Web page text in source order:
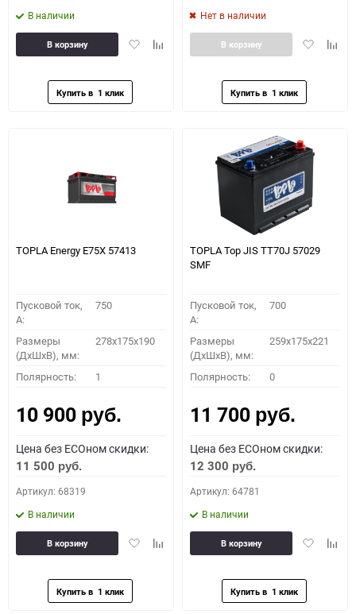
В наличии
ДобавитьДобавить
В корзину
Нет в наличии
Добавить
В корзину
TOPLA Energy E75X 57413
Пусковой ток,
A:
750
Размеры
(ДхШхВ), мм:
278x175x190
Полярность: 1
10 900 руб.
Цена без ECOном скидки:
11 500 руб.
Артикул: 68319
В наличии
ДобавитьДобавить
В корзину
TOPLA Top JIS TT70J 57029
SMF
Пусковой ток,
A:
700
Размеры
(ДхШхВ), мм:
259x175x221
Полярность: 0
11 700 руб.
Цена без ECOном скидки:
12 300 руб.
Артикул: 64781
В наличии
Добавить
В корзину